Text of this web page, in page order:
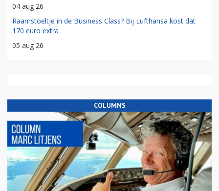
04 aug 26
Raamstoeltje in de Business Class? Bij Lufthansa kost dat
170 euro extra
05 aug 26
COLUMNS